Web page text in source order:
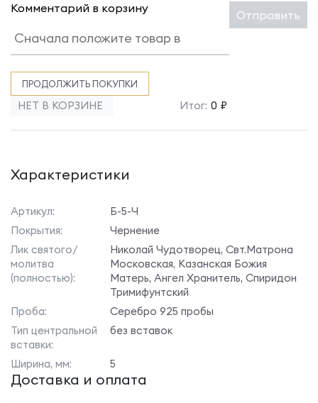
Комментарий в корзину Отправить
ПРОДОЛЖИТЬ ПОКУПКИ
НЕТ В КОРЗИНЕ Итог: 0 ₽
Характеристики
Артикул:
Б-5-Ч
Покрытия:
Чернение
Лик святого/
молитва
(полностью):
Николай Чудотворец, Свт.Матрона
Московская, Казанская Божия
Матерь, Ангел Хранитель, Спиридон
Тримифунтский
Проба:
Серебро 925 пробы
Тип центральной
вставки:
без вставок
Ширина, мм: 5
Доставка и оплата